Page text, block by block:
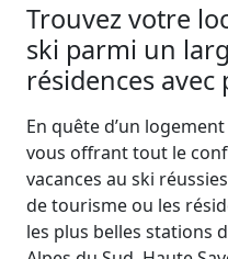
Trouvez votre
ski parmi un
résidences avec
En quête d’un
vous offrant tout le
vacances au ski
de tourisme ou les
les plus belles stations